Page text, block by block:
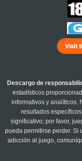
Descargo de
estadísticos
informativos y analíticos.
resultados
significativo; por favor,
pueda permitirse perder. Si
adicción al juego,